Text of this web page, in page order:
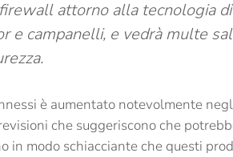
attorno alla tecnologia
e campanelli, e vedrà multe
è aumentato notevolmente
che suggeriscono che
in modo schiacciante che questi